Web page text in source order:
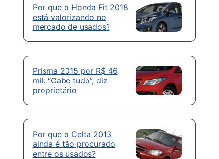
Por que o Honda Fit 2018
está valorizando no
mercado de usados?
Prisma 2015 por R$ 46
mil: “Cabe tudo”, diz
proprietário
Por que o Celta 2013
ainda é tão procurado
entre os usados?